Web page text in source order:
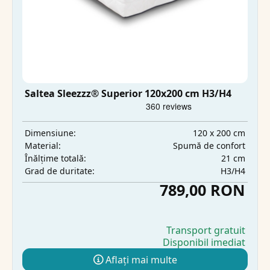
Saltea Sleezzz® Superior 120x200 cm H3/H4
Dimensiune:
120 x 200 cm
Material:
Spumă de confort
Înălțime totală:
21 cm
Grad de duritate:
H3/H4
789,00 RON
Transport gratuit
Disponibil imediat
Aflați mai multe